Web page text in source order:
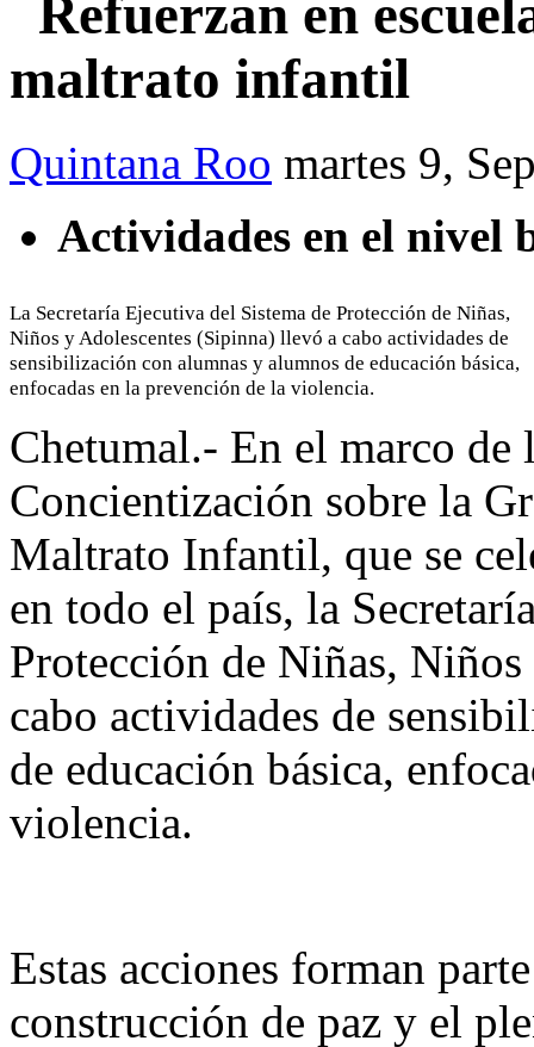
Refuerzan en
maltrato infantil
Quintana Roo martes 9,
Actividades en el nivel
La Secretaría Ejecutiva del Sistema de Protección de Niñas,
Niños y Adolescentes (Sipinna) llevó a cabo actividades de
sensibilización con alumnas y alumnos de educación básica,
enfocadas en la prevención de la violencia.
Chetumal.- En el marco de
Concientización sobre la
Maltrato Infantil, que se
en todo el país, la
Protección de Niñas,
cabo actividades de
de educación básica,
violencia.
Estas acciones forman
construcción de paz y el